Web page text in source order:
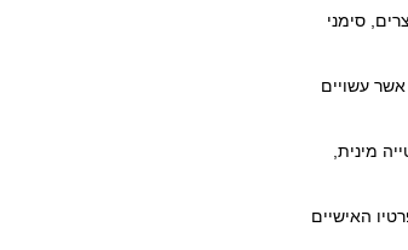
סימני
אשר עשויים
מינית,
האישיים